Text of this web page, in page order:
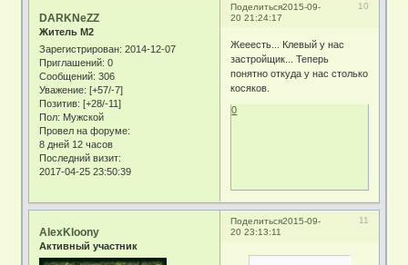
Поделиться 10
2015-09-
20 21:24:17
DARKNeZZ
Житель М2
Зарегистрирован: 2014-12-07
Приглашений: 0
Сообщений: 306
Уважение: [+57/-7]
Позитив: [+28/-11]
Пол: Мужской
Провел на форуме:
8 дней 12 часов
Последний визит:
2017-04-25 23:50:39
Жееесть... Клевый у нас
застройщик... Теперь
понятно откуда у нас столько
косяков.
0
Поделиться 11
2015-09-
20 23:13:11
AlexKloony
Активный участник